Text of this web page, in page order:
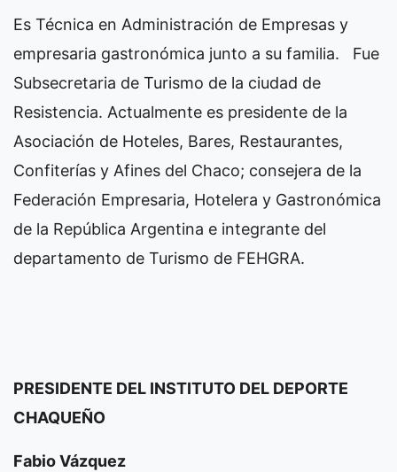
Es Técnica en Administración de Empresas y
empresaria gastronómica junto a su familia. Fue
Subsecretaria de Turismo de la ciudad de
Resistencia. Actualmente es presidente de la
Asociación de Hoteles, Bares, Restaurantes,
Confiterías y Afines del Chaco; consejera de la
Federación Empresaria, Hotelera y Gastronómica
de la República Argentina e integrante del
departamento de Turismo de FEHGRA.
PRESIDENTE DEL INSTITUTO DEL DEPORTE
CHAQUEÑO
Fabio Vázquez